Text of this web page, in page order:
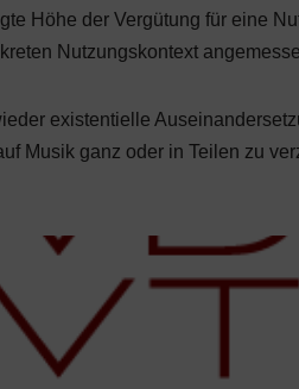
Höhe der Vergütung für eine
Nutzungskontext
existentielle
Musik ganz oder in Teilen zu